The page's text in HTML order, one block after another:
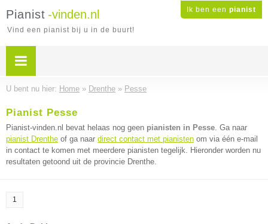
Ik ben een pianist
Pianist -vinden.nl
Vind een pianist bij u in de buurt!
U bent nu hier: Home » Drenthe » Pesse
Pianist Pesse
Pianist-vinden.nl bevat helaas nog geen pianisten in Pesse. Ga naar
pianist Drenthe of ga naar direct contact met pianisten om via één e-mail
in contact te komen met meerdere pianisten tegelijk. Hieronder worden nu
resultaten getoond uit de provincie Drenthe.
1